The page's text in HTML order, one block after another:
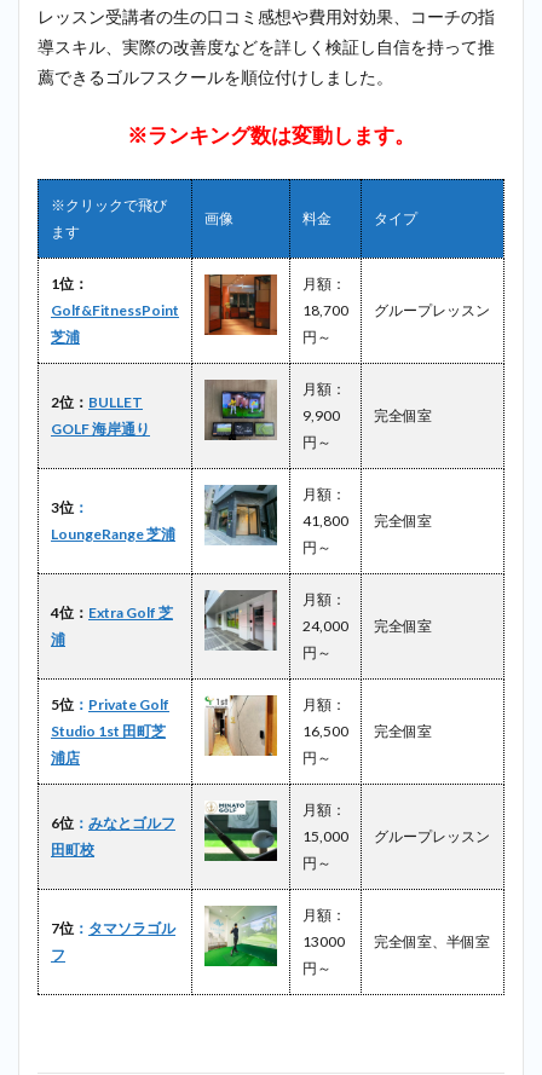
2.6
6位：
みな
とゴ
田町
校＿
タマ
ソラ
ゴル
フ＿
芝浦
ふ頭
3
芝浦ふ頭で探す
なら
「Golf&FitnessPoint
芝浦」が最もおすす
め！
4
まと
め
レッスン受講者の生の口コミ感想や費用対効果、コーチの指
導スキル、実際の改善度などを詳しく検証し自信を持って推
薦できるゴルフスクールを順位付けしました。
※ランキング数は変動します。
※クリックで飛び
ます
画像 料金 タイプ
1位：
Golf&FitnessPoint
芝浦
月額：
18,700
円～
グループレッスン
2位： BULLET
GOLF 海岸通り
月額：
9,900
円～
完全個室
3位 ：
LoungeRange 芝浦
月額：
41,800
円～
完全個室
4位： Extra Golf 芝
浦
月額：
24,000
円～
完全個室
5位 ： Private Golf
Studio 1st 田町芝
浦店
月額：
16,500
円～
完全個室
6位 ： みなとゴルフ
田町校
月額：
15,000
円～
グループレッスン
7位 ： タマソラゴル
フ
月額：
13000
円～
完全個室、半個室